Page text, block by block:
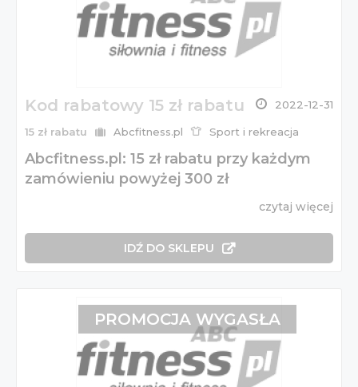
Kod rabatowy 15 zł rabatu 2022-12-31
15 zł rabatu Abcfitness.pl Sport i rekreacja
Abcfitness.pl: 15 zł rabatu przy każdym
zamówieniu powyżej 300 zł
czytaj więcej
IDŹ DO SKLEPU
PROMOCJA WYGASŁA